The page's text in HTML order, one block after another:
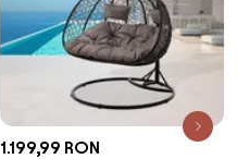
1.199,99 RON